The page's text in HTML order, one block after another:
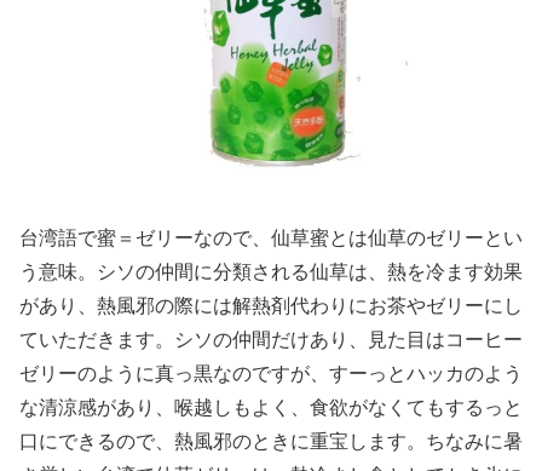
台湾語で蜜＝ゼリーなので、仙草蜜とは仙草のゼリーとい
う意味。シソの仲間に分類される仙草は、熱を冷ます効果
があり、熱風邪の際には解熱剤代わりにお茶やゼリーにし
ていただきます。シソの仲間だけあり、見た目はコーヒー
ゼリーのように真っ黒なのですが、すーっとハッカのよう
な清涼感があり、喉越しもよく、食欲がなくてもするっと
口にできるので、熱風邪のときに重宝します。ちなみに暑